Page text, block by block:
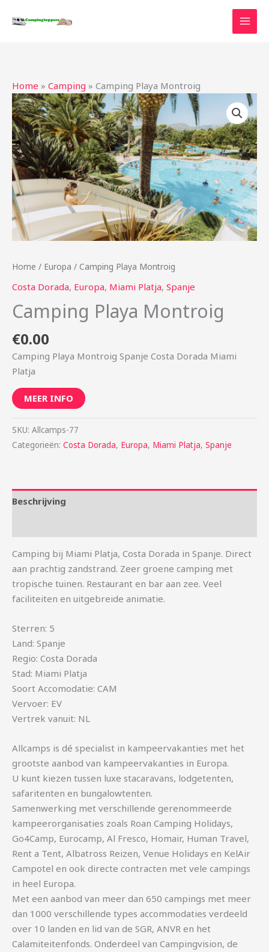
naar
Home » Camping » Camping Playa Montroig
Home / Europa / Camping Playa Montroig
Costa Dorada, Europa, Miami Platja, Spanje
Camping Playa Montroig
€0.00
Camping Playa Montroig Spanje Costa Dorada Miami
Platja
MEER INFO
SKU: Allcamps-77
Categorieën: Costa Dorada, Europa, Miami Platja, Spanje
Beschrijving
Camping bij Miami Platja, Costa Dorada in Spanje. Direct
aan prachtig zandstrand. Zeer groene camping met
tropische tuinen. Restaurant en bar aan zee. Veel
faciliteiten en uitgebreide animatie.
Sterren: 5
Land: Spanje
Regio: Costa Dorada
Stad: Miami Platja
Soort Accomodatie: CAM
Vervoer: EV
Vertrek vanuit: NL
Allcamps is dé specialist in kampeervakanties met het
grootste aanbod van kampeervakanties in Europa.
U kunt kiezen tussen luxe stacaravans, lodgetenten,
safaritenten en bungalowtenten.
Samenwerking met verschillende gerenommeerde
kampeerorganisaties zoals Roan Camping Holidays,
Go4Camp, Eurocamp, Al Fresco, Homair, Human Travel,
Rent a Tent, Albatross Reizen, Venue Holidays en KelAir
Campotel en ook directe contracten met vele campings
in heel Europa.
Met een aanbod van meer dan 650 campings met meer
dan 1000 verschillende types accommodaties verdeeld
over 10 landen en lid van de SGR, ANVR en het
Calamiteitenfonds. Onderdeel van Campingvision, de